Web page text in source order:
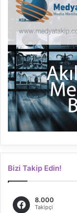
Bizi Takip Edin!
8.000
Takipçi